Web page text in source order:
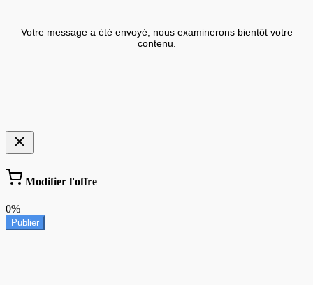
Votre message a été envoyé, nous examinerons bientôt votre
contenu.
Modifier l'offre
0%
Publier